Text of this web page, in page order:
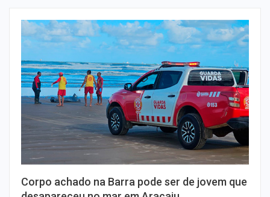
Corpo achado na Barra pode ser de jovem que